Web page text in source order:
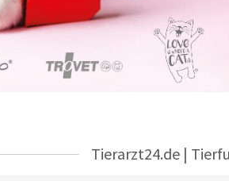
Tierarzt24.de |